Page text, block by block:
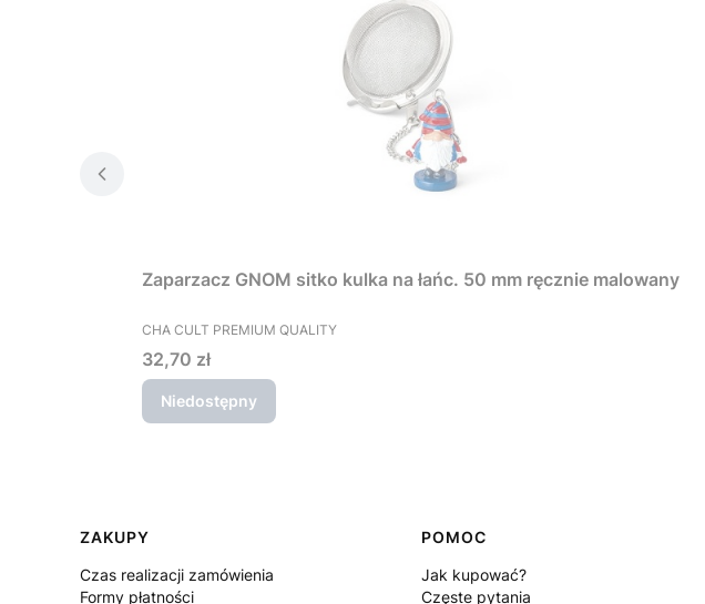
Zaparzacz GNOM sitko kulka na łańc. 50 mm ręcznie malowany
PRODUCENT
CHA CULT PREMIUM QUALITY
Cena
32,70 zł
Niedostępny
Linki w stopce
ZAKUPY
Czas realizacji zamówienia
Formy płatności
POMOC
Jak kupować?
Częste pytania